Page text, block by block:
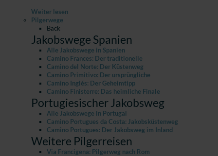
Weiter lesen
Pilgerwege
Back
Jakobswege Spanien
Alle Jakobswege in Spanien
Camino Frances: Der traditionelle
Camino del Norte: Der Küstenweg
Camino Primitivo: Der ursprüngliche
Camino Inglés: Der Geheimtipp
Camino Finisterre: Das heimliche Finale
Portugiesischer Jakobsweg
Alle Jakobswege in Portugal
Camino Portugues da Costa: Jakobsküstenweg
Camino Portugues: Der Jakobsweg im Inland
Weitere Pilgerreisen
Via Francigena: Pilgerweg nach Rom